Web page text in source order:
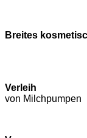
Breites
Verleih
von Milchpumpen